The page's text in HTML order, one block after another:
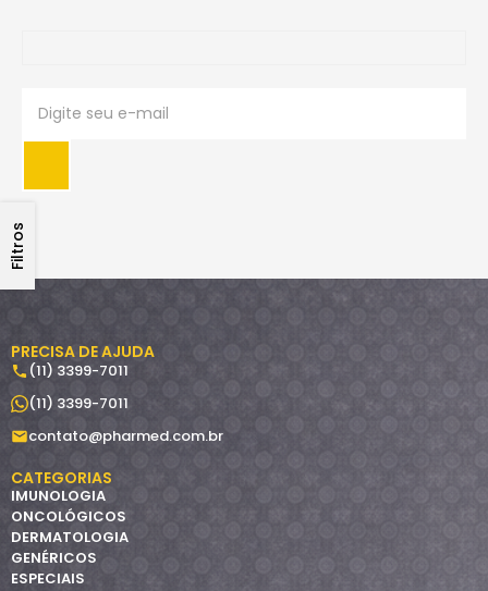
Filtros
PRECISA DE AJUDA
(11) 3399-7011
(11) 3399-7011
contato@pharmed.com.br
CATEGORIAS
IMUNOLOGIA
ONCOLÓGICOS
DERMATOLOGIA
GENÉRICOS
ESPECIAIS